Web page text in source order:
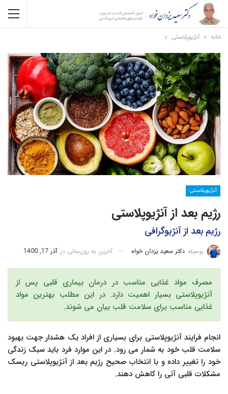
خانه آنژیوپلاستی
آنژیوپلاستی
رژیم بعد از آنژیوپلاستی
رژیم بعد از آنژیوگرافی
بوسیله دکتر سعید یزدان خواه آخرین به روزرسانی در آذر 17, 1400
مصرف مواد غذایی مناسب در درمان بیماری قلبی پس از
آنژیوپلاستی بسیار اهمیت دارد. در این مطلب بهترین مواد
غذایی مناسب برای سلامت قلب بیان می شوند.
انجام فرایند آنژیوپلاستی برای بسیاری از افراد یک هشدار جهت بهبود
سلامت قلب خود به شمار می رود. در این موارد فرد باید سبک زندگی
خود را تغییر داده و با انتخاب صحیح رژیم بعد از آنژیوپلاستی ریسک
مشکلات قلبی آتی را کاهش دهند.